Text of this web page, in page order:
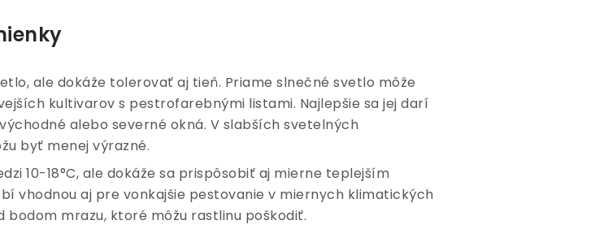
ale dokáže tolerovať aj tieň. Priame slnečné svetlo môže
kultivarov s pestrofarebnými listami. Najlepšie sa jej darí
alebo severné okná. V slabších svetelných
byť menej výrazné.
10-18°C, ale dokáže sa prispôsobiť aj mierne teplejším
vhodnou aj pre vonkajšie pestovanie v miernych klimatických
mrazu, ktoré môžu rastlinu poškodiť.